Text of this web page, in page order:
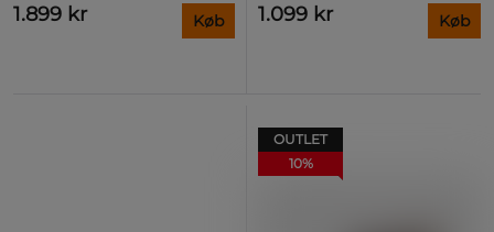
1.899 kr Køb 1.099 kr Køb
OUTLET
10%